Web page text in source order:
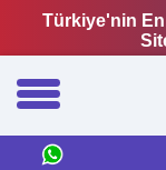
Türkiye'nin En